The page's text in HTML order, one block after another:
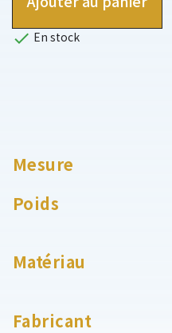
 En stock
Mesure
Poids
Matériau
Fabricant